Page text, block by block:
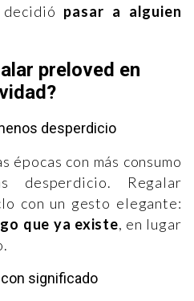
pasar a alguien
preloved en
desperdicio
épocas con más consumo
desperdicio. Regalar
con un gesto elegante:
que ya existe, en lugar
significado